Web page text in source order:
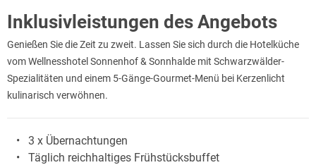
Inklusivleistungen des Angebots
Genießen Sie die Zeit zu zweit. Lassen Sie sich durch die Hotelküche
vom Wellnesshotel Sonnenhof & Sonnhalde mit Schwarzwälder-
Spezialitäten und einem 5-Gänge-Gourmet-Menü bei Kerzenlicht
kulinarisch verwöhnen.
3 x Übernachtungen
Täglich reichhaltiges Frühstücksbuffet